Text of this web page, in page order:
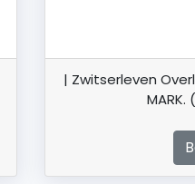
| Zwitserleven
MARK.